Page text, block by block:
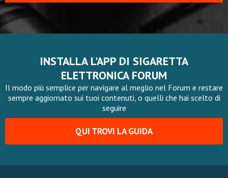
INSTALLA L'APP DI SIGARETTA
ELETTRONICA FORUM
Il modo più semplice per navigare al meglio nel Forum e restare
sempre aggiornato sui tuoi contenuti, o quelli che hai scelto di
seguire
QUI TROVI LA GUIDA